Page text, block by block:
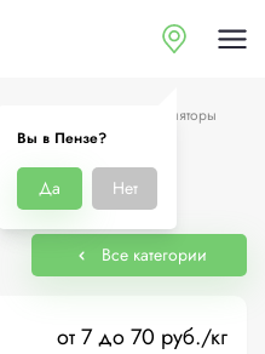
Вы в Пензе?
Да Нет
Цены на аккумуляторы
в Пензе
Все категории
от 7 до 70 руб./кг